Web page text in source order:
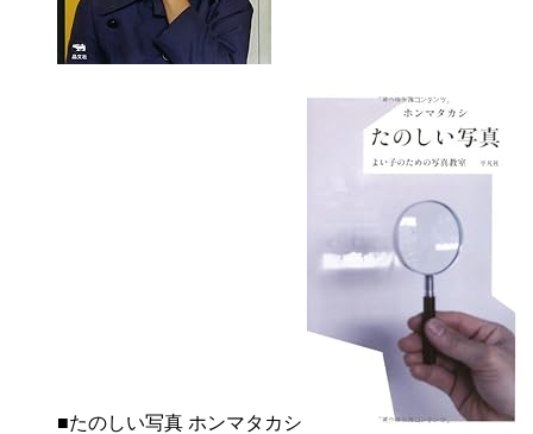
■たのしい写真 ホンマタカシ